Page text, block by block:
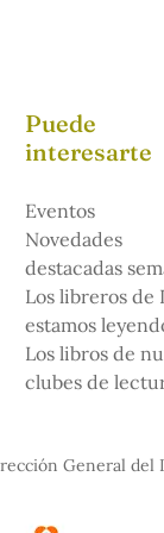
Puede
interesarte
Eventos
Novedades
destacadas
Los libreros de
estamos
Los libros de
clubes de
General